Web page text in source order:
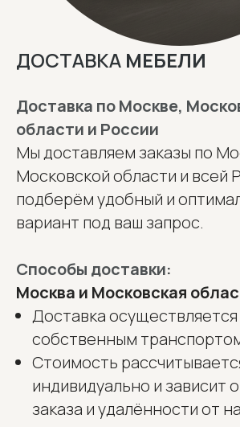
ДОСТАВКА МЕБЕЛИ
Доставка по Москве,
области и России
Мы доставляем заказы по
Московской области и всей
подберём удобный и
вариант под ваш запрос.
Способы доставки:
Москва и Московская
Доставка осуществляется
собственным
Стоимость
индивидуально и зависит
заказа и удалённости от